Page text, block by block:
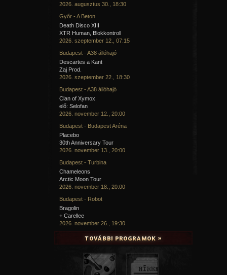
2026. augusztus 30., 18:30
Győr - A Beton
Death Disco XIII
XTR Human, Blokkontroll
2026. szeptember 12., 07:15
Budapest - A38 állóhajó
Descartes a Kant
Zaj Prod.
2026. szeptember 22., 18:30
Budapest - A38 állóhajó
Clan of Xymox
elő: Selofan
2026. november 12., 20:00
Budapest - Budapest Aréna
Placebo
30th Anniversary Tour
2026. november 13., 20:00
Budapest - Turbina
Chameleons
Arctic Moon Tour
2026. november 18., 20:00
Budapest - Robot
Bragolin
+ Carellee
2026. november 26., 19:30